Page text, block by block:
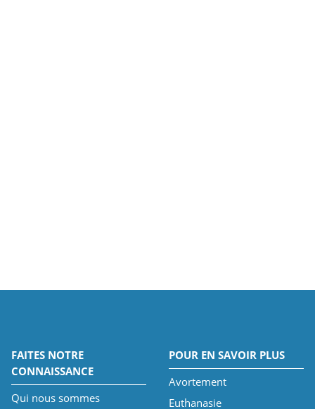
FAITES NOTRE
CONNAISSANCE
Qui nous sommes
POUR EN SAVOIR PLUS
Avortement
Euthanasie